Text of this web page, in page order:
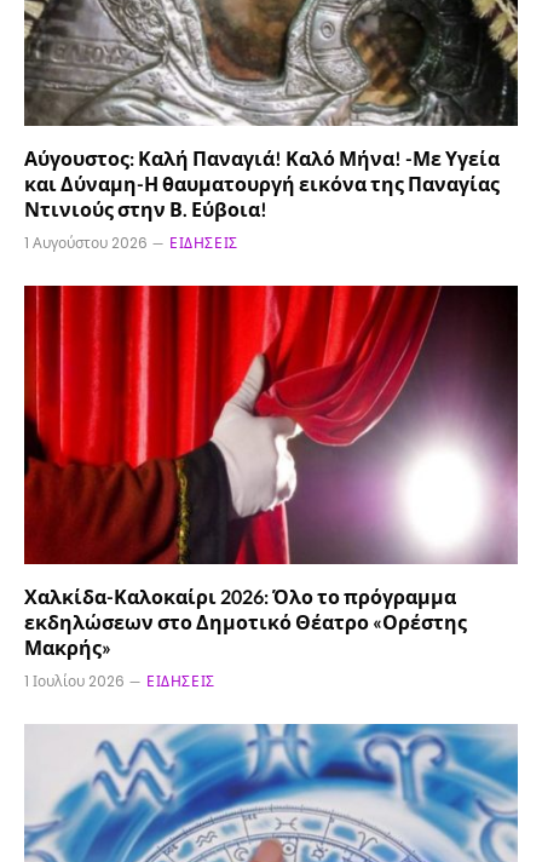
Αύγουστος: Καλή Παναγιά! Καλό Μήνα! -Με Υγεία
και Δύναμη-Η θαυματουργή εικόνα της Παναγίας
Ντινιούς στην Β. Εύβοια!
1 Αυγούστου 2026 ΕΙΔΉΣΕΙΣ
Χαλκίδα-Καλοκαίρι 2026: Όλο το πρόγραμμα
εκδηλώσεων στο Δημοτικό Θέατρο «Ορέστης
Μακρής»
1 Ιουλίου 2026 ΕΙΔΉΣΕΙΣ